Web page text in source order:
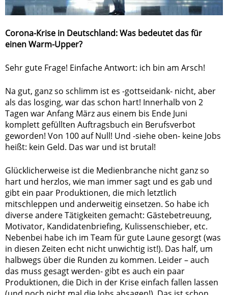
Corona-Krise in Deutschland: Was bedeutet das für
einen Warm-Upper?
Sehr gute Frage! Einfache Antwort: ich bin am Arsch!
Na gut, ganz so schlimm ist es -gottseidank- nicht, aber
als das losging, war das schon hart! Innerhalb von 2
Tagen war Anfang März aus einem bis Ende Juni
komplett gefüllten Auftragsbuch ein Berufsverbot
geworden! Von 100 auf Null! Und -siehe oben- keine Jobs
heißt: kein Geld. Das war und ist brutal!
Glücklicherweise ist die Medienbranche nicht ganz so
hart und herzlos, wie man immer sagt und es gab und
gibt ein paar Produktionen, die mich letztlich
mitschleppen und anderweitig einsetzen. So habe ich
diverse andere Tätigkeiten gemacht: Gästebetreuung,
Motivator, Kandidatenbriefing, Kulissenschieber, etc.
Nebenbei habe ich im Team für gute Laune gesorgt (was
in diesen Zeiten echt nicht unwichtig ist!). Das half, um
halbwegs über die Runden zu kommen. Leider – auch
das muss gesagt werden- gibt es auch ein paar
Produktionen, die Dich in der Krise einfach fallen lassen